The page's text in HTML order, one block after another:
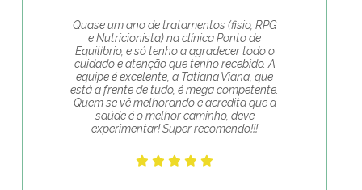
Quase um ano de tratamentos (fisio, RPG
e Nutricionista) na clínica Ponto de
Equilíbrio, e só tenho a agradecer todo o
cuidado e atenção que tenho recebido. A
equipe é excelente, a Tatiana Viana, que
está a frente de tudo, é mega competente.
Quem se vê melhorando e acredita que a
saúde é o melhor caminho, deve
experimentar! Super recomendo!!!